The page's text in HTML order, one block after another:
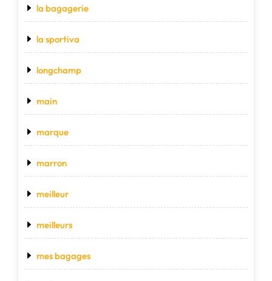
la bagagerie
la sportiva
longchamp
main
marque
marron
meilleur
meilleurs
mes bagages